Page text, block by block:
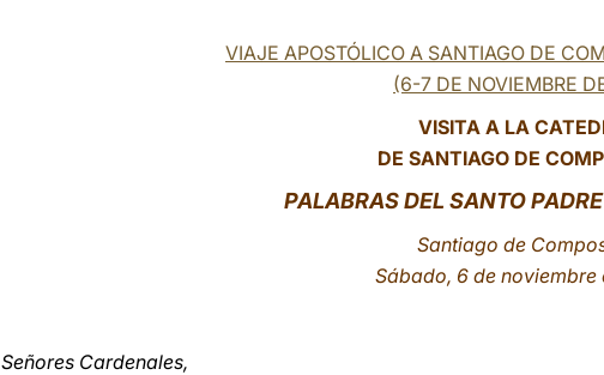
VIAJE APOSTÓLICO A SANTIAGO DE
(6-7 DE NOVIEMBRE
VISITA A LA
DE SANTIAGO DE
PALABRASDEL SANTO
Santiago de
Sábado, 6 de noviembre
Señores Cardenales,